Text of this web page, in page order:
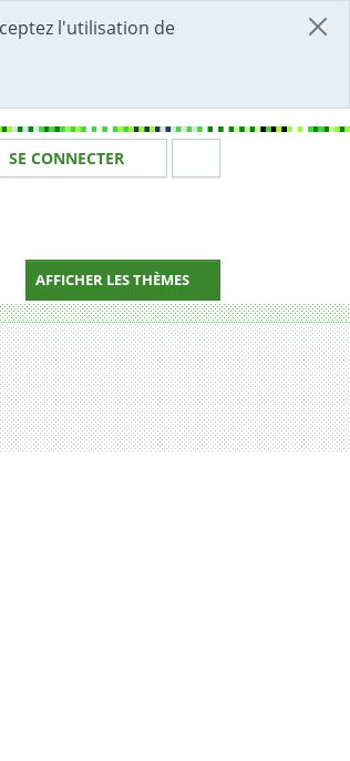
l'utilisation de
Votre identité
SE CONNECTER
AFFICHER LES THÈMES